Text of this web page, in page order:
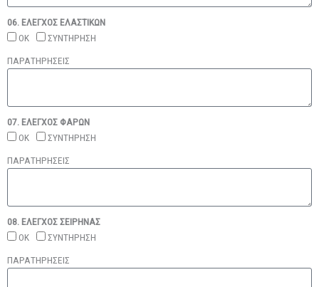
06. ΕΛΕΓΧΟΣ ΕΛΑΣΤΙΚΩΝ
ΟΚ
ΣΥΝΤΗΡΗΣΗ
ΠΑΡΑΤΗΡΗΣΕΙΣ
07. ΕΛΕΓΧΟΣ ΦΑΡΩΝ
ΟΚ
ΣΥΝΤΗΡΗΣΗ
ΠΑΡΑΤΗΡΗΣΕΙΣ
08. ΕΛΕΓΧΟΣ ΣΕΙΡΗΝΑΣ
ΟΚ
ΣΥΝΤΗΡΗΣΗ
ΠΑΡΑΤΗΡΗΣΕΙΣ